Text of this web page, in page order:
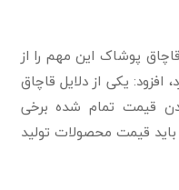
پوشاک این مهم را از
افزود: یکی از دلایل قاچاق
قیمت تمام شده برخی
قیمت محصولات تولید